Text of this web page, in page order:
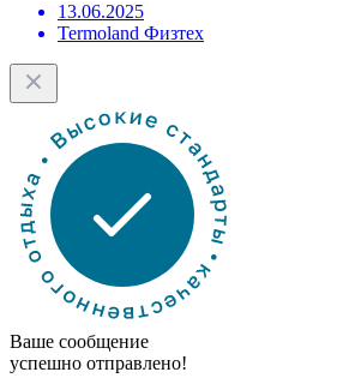
13.06.2025
Termoland Физтех
Ваше сообщение
успешно отправлено!